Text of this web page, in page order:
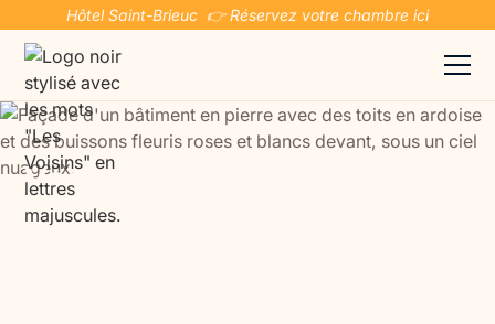
Hôtel Saint-Brieuc 👉 Réservez votre chambre ici
Vacances aidant-aidé en
Bretagne : un séjour